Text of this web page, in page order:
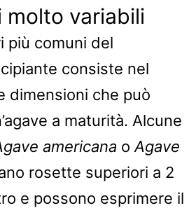
molto variabili
più comuni del
consiste nel
dimensioni che può
a maturità. Alcune
americana o Agave
rosette superiori a 2
e possono esprimere il